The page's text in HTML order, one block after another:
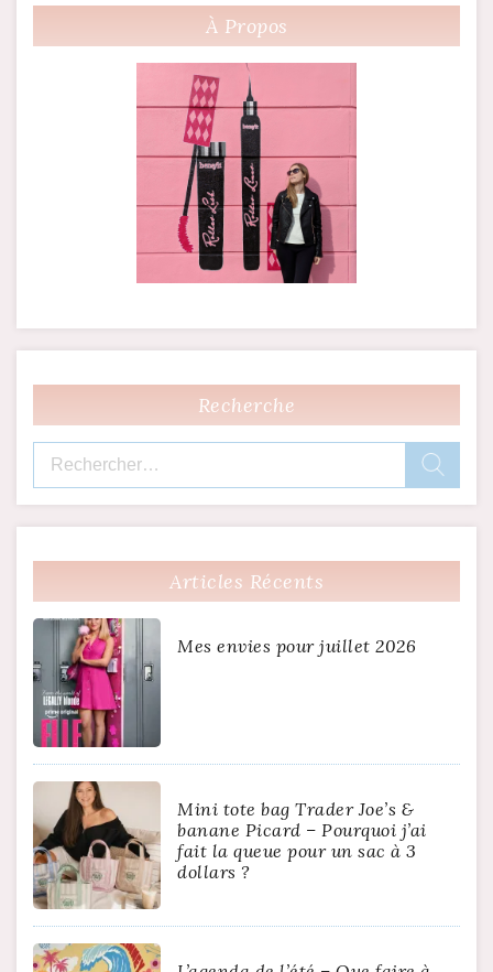
À Propos
Recherche
Rechercher :
Articles Récents
Mes envies pour juillet 2026
Mini tote bag Trader Joe’s &
banane Picard – Pourquoi j’ai
fait la queue pour un sac à 3
dollars ?